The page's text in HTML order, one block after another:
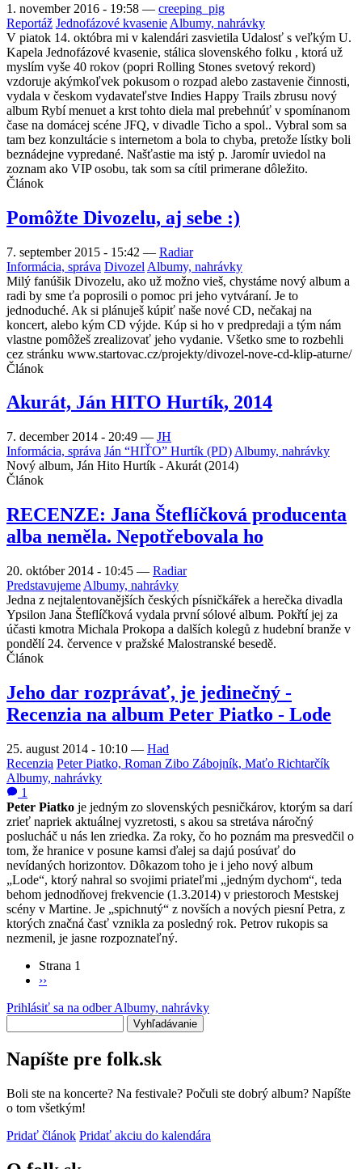
1. november 2016 - 19:58 — creeping_pig
Reportáž Jednofázové kvasenie Albumy, nahrávky
V piatok 14. októbra mi v kalendári zasvietila Udalosť s veľkým U.
Kapela Jednofázové kvasenie, stálica slovenského folku , ktorá už
myslím vyše 40 rokov (popri Rolling Stones svetový rekord)
vzdoruje akýmkoľvek pokusom o rozpad alebo zastavenie činnosti,
vydala v českom vydavateľstve Indies Happy Trails zbrusu nový
album Rybí menuet a krst tohto diela mal prebehnúť v spomínanom
čase na domácej scéne JFQ, v divadle Ticho a spol.. Vybral som sa
tam bez konzultácie s internetom a bola to chyba, pretože lístky boli
beznádejne vypredané. Našťastie ma istý p. Jaromír uviedol na
zoznam ako VIP osobu, tak som sa cítil primerane dôležito.
Článok
Pomôžte Divozelu, aj sebe :)
7. september 2015 - 15:42 — Radiar
Informácia, správa Divozel Albumy, nahrávky
Milý fanúšik Divozelu, ako už možno vieš, chystáme nový album a
radi by sme ťa poprosili o pomoc pri jeho vytváraní. Je to
jednoduché. Ak si plánuješ kúpiť naše nové CD, nečakaj na
koncert, alebo kým CD výjde. Kúp si ho v predpredaji a tým nám
vlastne pomôžeš zrealizovať jeho vydanie. Všetko sme to rozbehli
cez stránku www.startovac.cz/projekty/divozel-nove-cd-klip-aturne/
Článok
Akurát, Ján HITO Hurtík, 2014
7. december 2014 - 20:49 — JH
Informácia, správa Ján “HIŤO” Hurtík (PD) Albumy, nahrávky
Nový album, Ján Hito Hurtík - Akurát (2014)
Článok
RECENZE: Jana Šteflíčková producenta
alba neměla. Nepotřebovala ho
20. október 2014 - 10:45 — Radiar
Predstavujeme Albumy, nahrávky
Jedna z nejtalentovanějších českých písničkářek a herečka divadla
Ypsilon Jana Šteflíčková vydala první sólové album. Pokřtí jej za
účasti kmotra Michala Prokopa a dalších kolegů z hudební branže v
pondělí 24. července v pražské Malostranské besedě.
Článok
Jeho dar rozprávať, je jedinečný -
Recenzia na album Peter Piatko - Lode
25. august 2014 - 10:10 — Had
Recenzia Peter Piatko, Roman Zibo Zábojník, Maťo Richtarčík
Albumy, nahrávky
1
Peter Piatko je jedným zo slovenských pesničkárov, ktorým sa darí
zrieť napriek aktuálnej vyzretosti, s akou sa stretáva náročný
poslucháč u nás len zriedka. Za roky, čo ho poznám ma presvedčil o
tom, že hranice v posune kamsi ďalej sa dajú posúvať do
nevídaných horizontov. Dôkazom toho je i jeho nový album
„Lode“, ktorý nahral so svojimi priateľmi „jedným dychom“, teda
behom jednodňovej frekvencie (1.3.2014) v priestoroch Mestskej
scény v Martine. Je „spichnutý“ z novších a nových piesní Petra, z
ktorých značná časť vznikla za posledný rok. Petrov rukopis sa
nezmenil, je jasne rozpoznateľný.
Stránkovanie
Strana 1
Ďalšia
››
Prihlásiť sa na odber Albumy, nahrávky
Napíšte pre folk.sk
Boli ste na koncerte? Na festivale? Počuli ste dobrý album? Napíšte
o tom všetkým!
Pridať článok Pridať akciu do kalendára